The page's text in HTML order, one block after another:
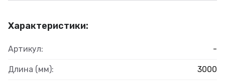
Характеристики:
Артикул: -
Длина (мм): 3000